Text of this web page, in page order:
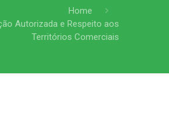
Home
Autorizada e Respeito aos
Territórios Comerciais